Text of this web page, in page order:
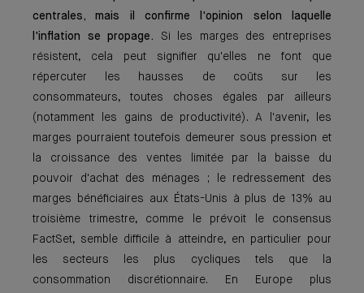
centrales, mais il confirme l'opinion selon laquelle
l'inflation se propage. Si les marges des entreprises
résistent, cela peut signifier qu'elles ne font que
répercuter les hausses de coûts sur les
consommateurs, toutes choses égales par ailleurs
(notamment les gains de productivité). A l'avenir, les
marges pourraient toutefois demeurer sous pression et
la croissance des ventes limitée par la baisse du
pouvoir d'achat des ménages ; le redressement des
marges bénéficiaires aux États-Unis à plus de 13% au
troisième trimestre, comme le prévoit le consensus
FactSet, semble difficile à atteindre, en particulier pour
les secteurs les plus cycliques tels que la
consommation discrétionnaire. En Europe plus